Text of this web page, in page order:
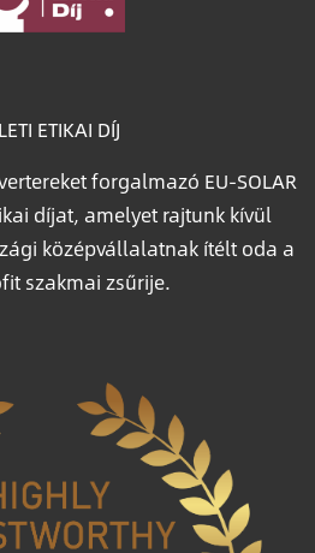
ETIKAI DÍJ
forgalmazó EU-SOLAR
díjat, amelyet rajtunk kívül
középvállalatnak ítélt oda a
szakmai zsűrije.